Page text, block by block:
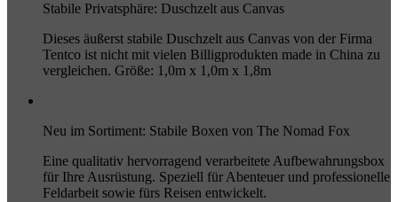
Stabile Privatsphäre: Duschzelt aus Canvas
Dieses äußerst stabile Duschzelt aus Canvas von der Firma
Tentco ist nicht mit vielen Billigprodukten made in China zu
vergleichen. Größe: 1,0m x 1,0m x 1,8m
Neu im Sortiment: Stabile Boxen von The Nomad Fox
Eine qualitativ hervorragend verarbeitete Aufbewahrungsbox
für Ihre Ausrüstung. Speziell für Abenteuer und professionelle
Feldarbeit sowie fürs Reisen entwickelt.